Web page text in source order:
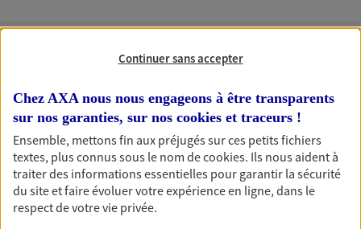
Accompagner les
professionnels et les
entreprises
Comme vous, nous sommes des indépendants. Nous
Continuer sans accepter
Chez AXA nous nous engageons à être transparents
sur nos garanties, sur nos cookies et traceurs !
Ensemble, mettons fin aux préjugés sur ces petits fichiers
textes, plus connus sous le nom decookies. Ils nous aident à
traiter des informations essentielles pour garantir la sécurité
du site et faire évoluer votre expérience en ligne, dans le
respect de votre vie privée.